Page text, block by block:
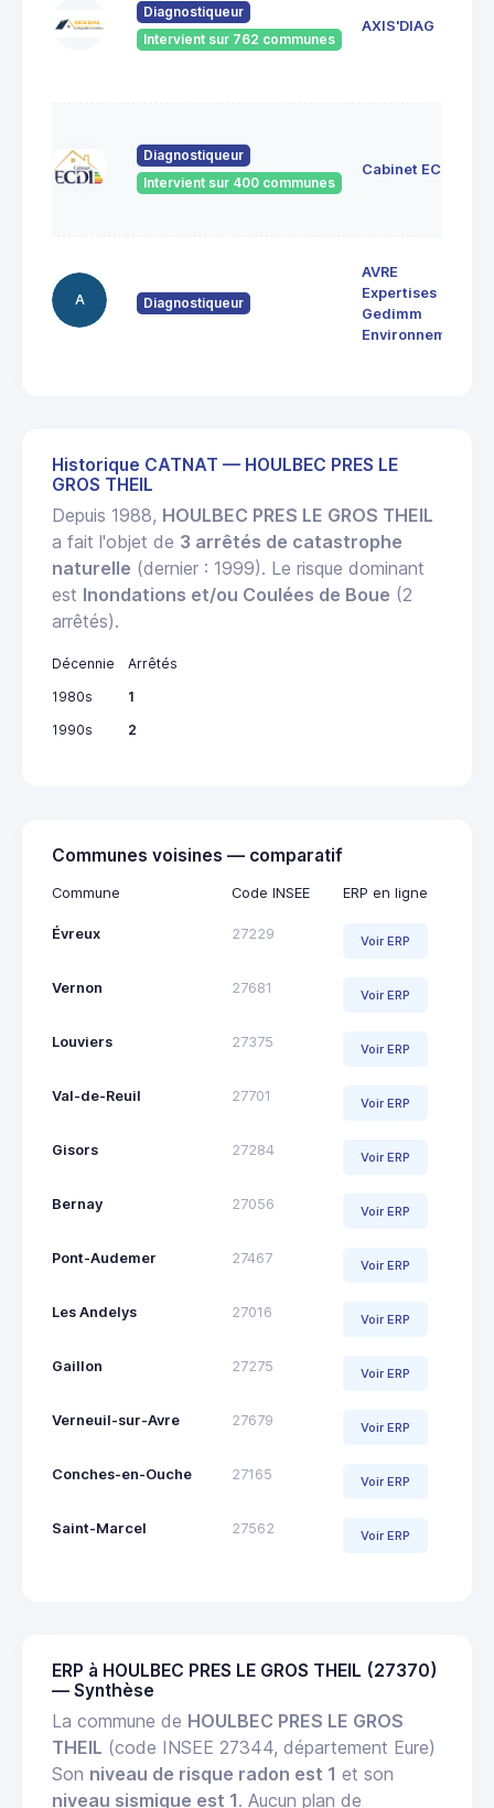
Diagnostiqueur
Intervient sur 762 communes
AXIS'DIAG
Diagnostiqueur
Intervient sur 400 communes
Cabinet ECDI
A Diagnostiqueur
AVRE
Expertises
Gedimm
Environnement
Historique CATNAT — HOULBEC PRES LE
GROS THEIL
Depuis 1988, HOULBEC PRES LE GROS THEIL
a fait l'objet de 3 arrêtés de catastrophe
naturelle (dernier : 1999). Le risque dominant
est Inondations et/ou Coulées de Boue (2
arrêtés).
Décennie
Arrêtés
1980s
1
1990s
2
Communes voisines — comparatif
Commune Code INSEE ERP en ligne
Évreux 27229 Voir ERP
Vernon 27681 Voir ERP
Louviers 27375 Voir ERP
Val-de-Reuil 27701 Voir ERP
Gisors 27284 Voir ERP
Bernay 27056 Voir ERP
Pont-Audemer 27467 Voir ERP
Les Andelys 27016 Voir ERP
Gaillon 27275 Voir ERP
Verneuil-sur-Avre 27679 Voir ERP
Conches-en-Ouche 27165 Voir ERP
Saint-Marcel 27562 Voir ERP
ERP à HOULBEC PRES LE GROS THEIL (27370)
— Synthèse
La commune de HOULBEC PRES LE GROS
THEIL (code INSEE 27344, département Eure)
Son niveau de risque radon est 1 et son
niveau sismique est 1. Aucun plan de